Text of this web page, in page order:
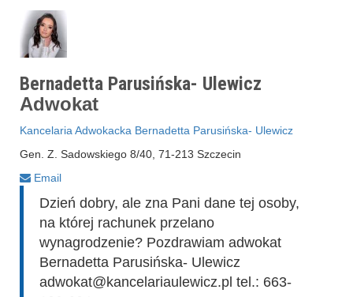
Bernadetta Parusińska- Ulewicz
Adwokat
Kancelaria Adwokacka Bernadetta Parusińska- Ulewicz
Gen. Z. Sadowskiego 8/40, 71-213 Szczecin
Email
Dzień dobry, ale zna Pani dane tej osoby,
na której rachunek przelano
wynagrodzenie? Pozdrawiam adwokat
Bernadetta Parusińska- Ulewicz
adwokat@kancelariaulewicz.pl tel.: 663-